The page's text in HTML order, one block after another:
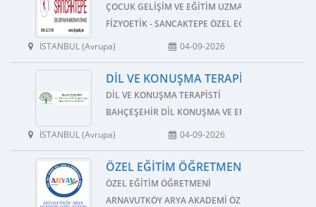
ÇOCUK GELIŞIM VE EĞITIM UZMANI
FIZYOETIK - SANCAKTEPE ÖZEL EĞITIM VE
İSTANBUL (Avrupa)
04-09-2026
DIL VE KONUŞMA TERAPISTI İŞ İLANI
DIL VE KONUŞMA TERAPISTI
BAHÇEŞEHIR DIL KONUŞMA VE ERGOTERAPI
İSTANBUL (Avrupa)
04-09-2026
ÖZEL EĞITIM ÖĞRETMENI İŞ İLANI
ÖZEL EĞITIM ÖĞRETMENI
ARNAVUTKÖY ARYA AKADEMI ÖZEL EĞITIM VE